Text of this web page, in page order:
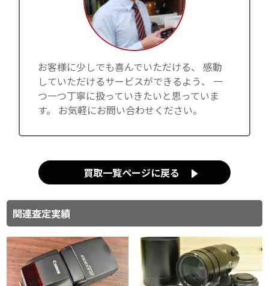
お客様に少しでも喜んでいただける、 感動
していただけるサービスができるよう、 一
つ一つ丁寧に扱っていきたいと思っていま
す。 お気軽にお問い合わせください。
買取一覧ページに戻る
関連査定実績